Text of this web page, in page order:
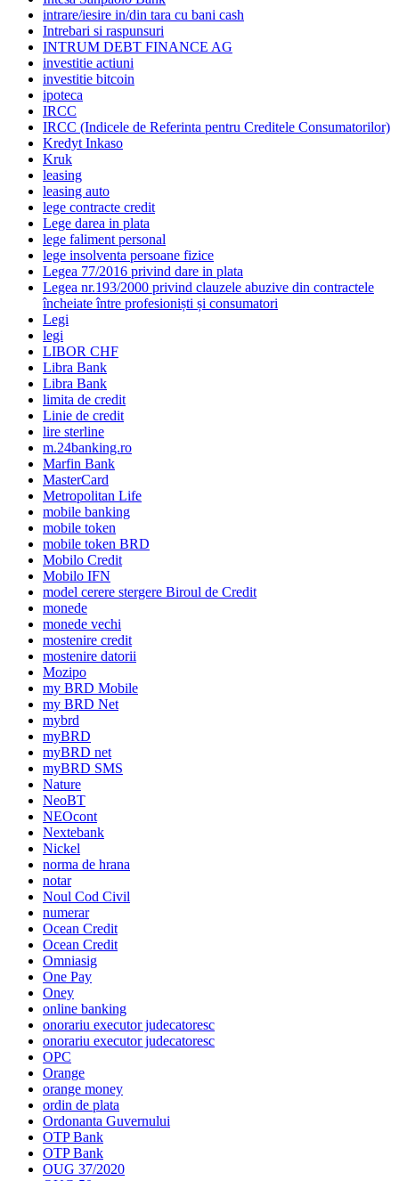
intrare/iesire in/din tara cu bani cash
Intrebari si raspunsuri
INTRUM DEBT FINANCE AG
investitie actiuni
investitie bitcoin
ipoteca
IRCC
IRCC (Indicele de Referinta pentru Creditele Consumatorilor)
Kredyt Inkaso
Kruk
leasing
leasing auto
lege contracte credit
Lege darea in plata
lege faliment personal
lege insolventa persoane fizice
Legea 77/2016 privind dare in plata
Legea nr.193/2000 privind clauzele abuzive din contractele
încheiate între profesioniști și consumatori
Legi
legi
LIBOR CHF
Libra Bank
Libra Bank
limita de credit
Linie de credit
lire sterline
m.24banking.ro
Marfin Bank
MasterCard
Metropolitan Life
mobile banking
mobile token
mobile token BRD
Mobilo Credit
Mobilo IFN
model cerere stergere Biroul de Credit
monede
monede vechi
mostenire credit
mostenire datorii
Mozipo
my BRD Mobile
my BRD Net
mybrd
myBRD
myBRD net
myBRD SMS
Nature
NeoBT
NEOcont
Nextebank
Nickel
norma de hrana
notar
Noul Cod Civil
numerar
Ocean Credit
Ocean Credit
Omniasig
One Pay
Oney
online banking
onorariu executor judecatoresc
onorariu executor judecatoresc
OPC
Orange
orange money
ordin de plata
Ordonanta Guvernului
OTP Bank
OTP Bank
OUG 37/2020